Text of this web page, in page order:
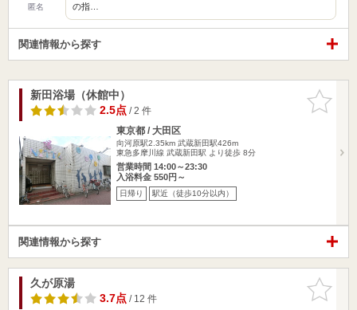
匿名
の指…
関連情報から探す
お気に入
りに追加
新田浴場（休館中）
2.5点/ 2 件
東京都 / 大田区
向河原駅2.35km 武蔵新田駅426m
東急多摩川線 武蔵新田駅 より徒歩 8分
営業時間 14:00～23:30
入浴料金 550円～
日帰り 駅近（徒歩10分以内）
関連情報から探す
お気に入
りに追加
久が原湯
3.7点/ 12 件